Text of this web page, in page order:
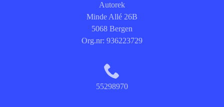
Autorek
Minde Allé 26B
5068 Bergen
Org.nr: 936223729
55298970